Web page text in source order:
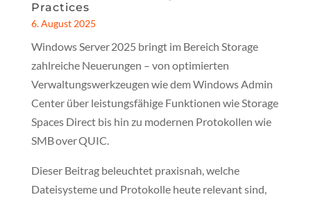
Practices
6. August 2025
Windows Server 2025 bringt im Bereich Storage
zahlreiche Neuerungen – von optimierten
Verwaltungswerkzeugen wie dem Windows Admin
Center über leistungsfähige Funktionen wie Storage
Spaces Direct bis hin zu modernen Protokollen wie
SMB over QUIC.
Dieser Beitrag beleuchtet praxisnah, welche
Dateisysteme und Protokolle heute relevant sind,